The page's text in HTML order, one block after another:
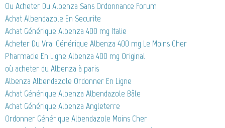
Ou Acheter Du Albenza Sans Ordonnance Forum
Achat Albendazole En Securite
Achat Générique Albenza 400 mg Italie
Acheter Du Vrai Générique Albenza 400 mg Le Moins Cher
Pharmacie En Ligne Albenza 400 mg Original
où acheter du Albenza à paris
Albenza Albendazole Ordonner En Ligne
Achat Générique Albenza Albendazole Bâle
Achat Générique Albenza Angleterre
Ordonner Générique Albendazole Moins Cher